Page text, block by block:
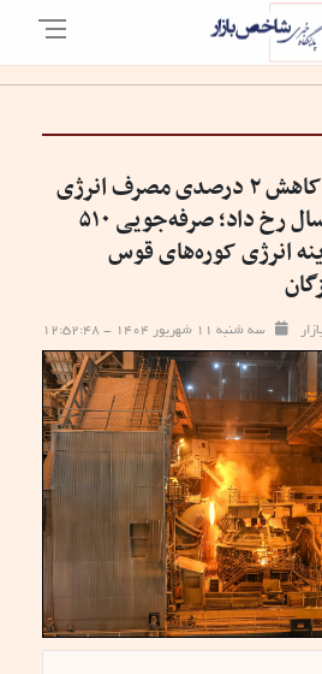
در پی بهینه‌سازی و کاهش ۲ درصدی مصرف انرژی
در ۴ماهه نخست امسال رخ داد؛ صرفه‌جویی ۵۱۰
انرژی کوره‌های قوس
سه شنبه ۱۱ شهریور ۱۴۰۴ - ۱۲:۵۲:۴۸